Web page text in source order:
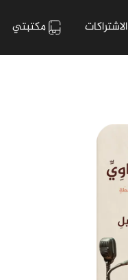
الاشتراكات مكتبتي